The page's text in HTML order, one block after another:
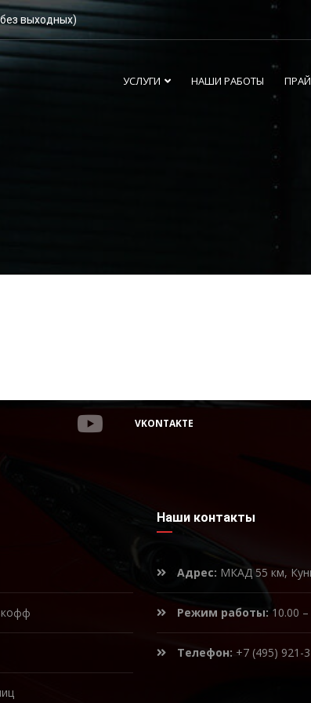
выходных)
УСЛУГИ НАШИ РАБОТЫ
VKONTAKTE
Наши контакты
Адрес: МКАД 55 км,
Режим работы: 10.00
Телефон: +7 (495) 921-